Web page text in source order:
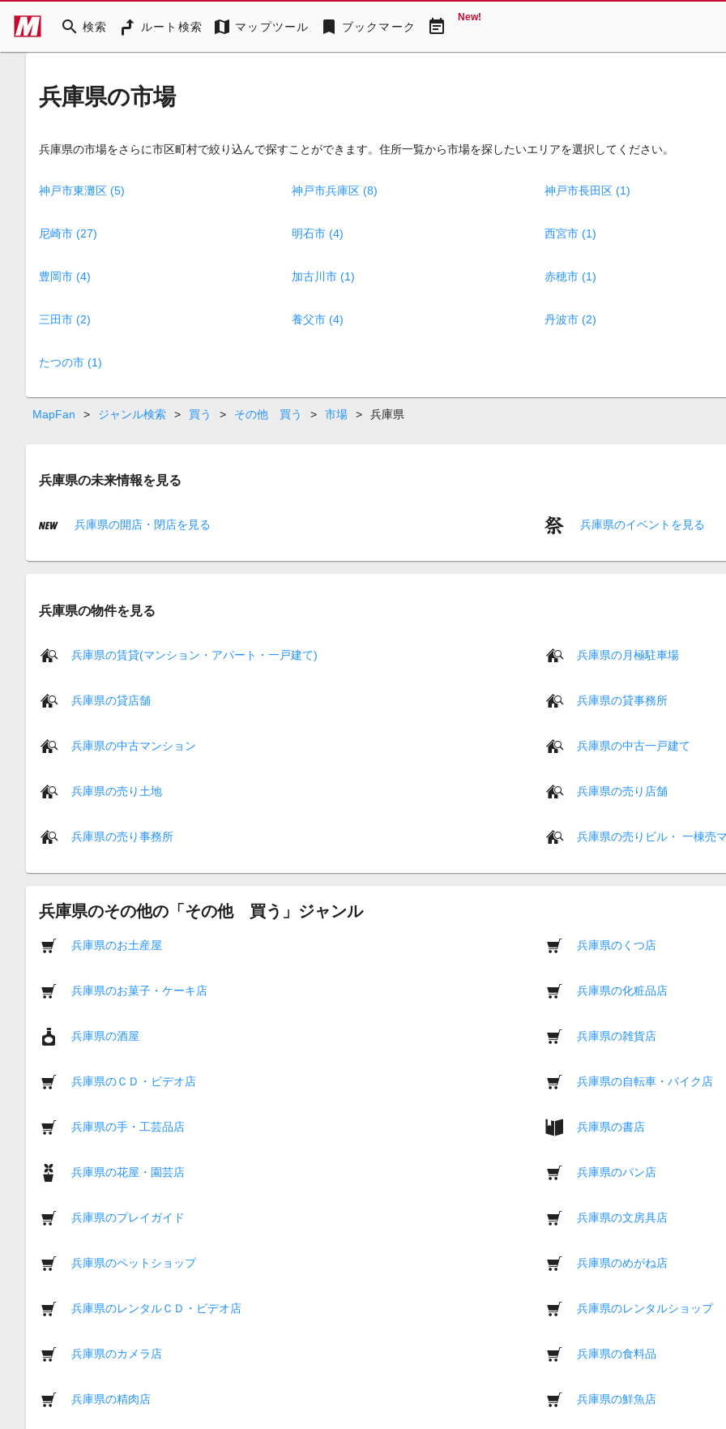
search 検索 ルート検索 map マップツール bookmark ブックマーク event_note New!
兵庫県の市場
兵庫県の市場をさらに市区町村で絞り込んで探すことができます。住所一覧から市場を探したいエリアを選択してください。
神戸市東灘区 (5) 神戸市兵庫区 (8) 神戸市長田区 (1)
尼崎市 (27) 明石市 (4) 西宮市 (1)
豊岡市 (4) 加古川市 (1) 赤穂市 (1)
三田市 (2) 養父市 (4) 丹波市 (2)
たつの市 (1)
MapFan > ジャンル検索 > 買う > その他 買う > 市場 > 兵庫県
兵庫県の未来情報を見る
兵庫県の開店・閉店を見る 兵庫県のイベントを見る
兵庫県の物件を見る
兵庫県の賃貸(マンション・アパート・一戸建て) 兵庫県の月極駐車場
兵庫県の貸店舗 兵庫県の貸事務所
兵庫県の中古マンション 兵庫県の中古一戸建て
兵庫県の売り土地 兵庫県の売り店舗
兵庫県の売り事務所 兵庫県の売りビル・ 一棟売
兵庫県のその他の「その他 買う」ジャンル
兵庫県のお土産屋 兵庫県のくつ店
兵庫県のお菓子・ケーキ店 兵庫県の化粧品店
兵庫県の酒屋 兵庫県の雑貨店
兵庫県のＣＤ・ビデオ店 兵庫県の自転車・バイク店
兵庫県の手・工芸品店 兵庫県の書店
兵庫県の花屋・園芸店 兵庫県のパン店
兵庫県のプレイガイド 兵庫県の文房具店
兵庫県のペットショップ 兵庫県のめがね店
兵庫県のレンタルＣＤ・ビデオ店 兵庫県のレンタルショップ
兵庫県のカメラ店 兵庫県の食料品
兵庫県の精肉店 兵庫県の鮮魚店